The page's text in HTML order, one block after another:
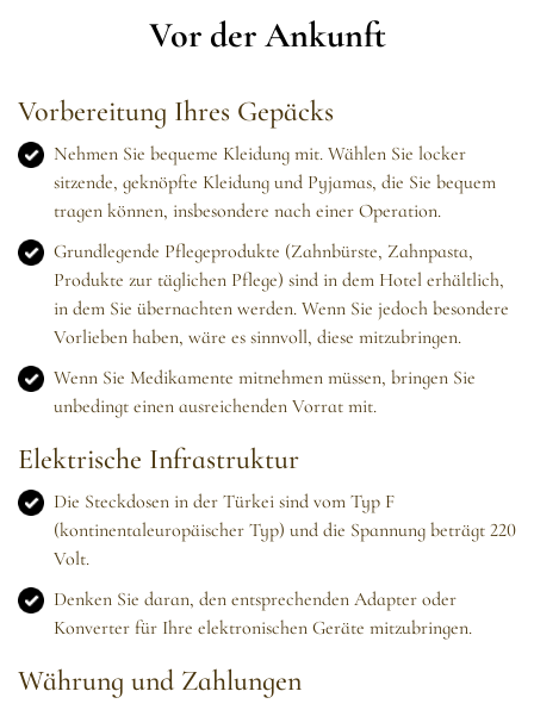
Vor der Ankunft
Vorbereitung Ihres Gepäcks
Nehmen Sie bequeme Kleidung mit. Wählen Sie locker
sitzende, geknöpfte Kleidung und Pyjamas, die Sie bequem
tragen können, insbesondere nach einer Operation.
Grundlegende Pflegeprodukte (Zahnbürste, Zahnpasta,
Produkte zur täglichen Pflege) sind in dem Hotel erhältlich,
in dem Sie übernachten werden. Wenn Sie jedoch besondere
Vorlieben haben, wäre es sinnvoll, diese mitzubringen.
Wenn Sie Medikamente mitnehmen müssen, bringen Sie
unbedingt einen ausreichenden Vorrat mit.
Elektrische Infrastruktur
Die Steckdosen in der Türkei sind vom Typ F
(kontinentaleuropäischer Typ) und die Spannung beträgt 220
Volt.
Denken Sie daran, den entsprechenden Adapter oder
Konverter für Ihre elektronischen Geräte mitzubringen.
Währung und Zahlungen